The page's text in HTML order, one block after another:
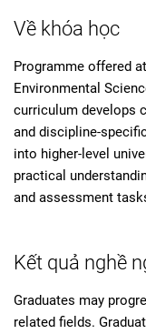
Về khóa học
Programme offered
Environmental
curriculum develops
and discipline-
into higher-level
practical
and assessment
Kết quả nghề
Graduates may
related fields.